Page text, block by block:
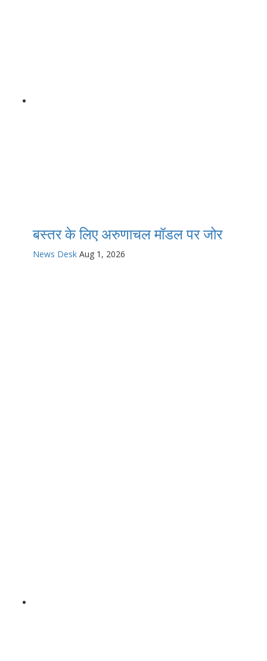
बस्तर के लिए अरुणाचल मॉडल पर जोर
News Desk Aug 1, 2026